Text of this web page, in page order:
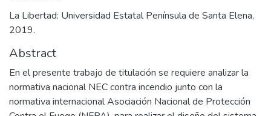
La Libertad: Universidad Estatal Península de Santa Elena,
2019.
Abstract
En el presente trabajo de titulación se requiere analizar la
normativa nacional NEC contra incendio junto con la
normativa internacional Asociación Nacional de Protección